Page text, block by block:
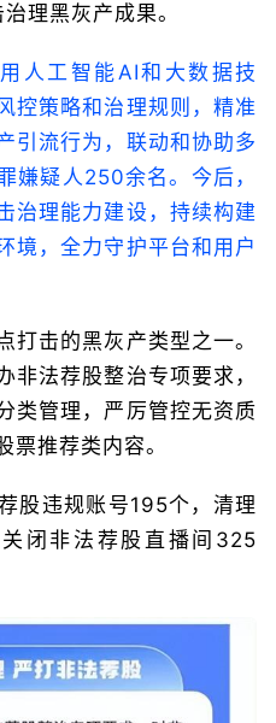
理黑灰产成果。
人工智能AI和大数据技
控策略和治理规则，精准
引流行为，联动和协助多
嫌疑人250余名。今后，
治理能力建设，持续构建
境，全力守护平台和用户
打击的黑灰产类型之一。
非法荐股整治专项要求，
类管理，严厉管控无资质
票推荐类内容。
股违规账号195个，清理
闭非法荐股直播间325